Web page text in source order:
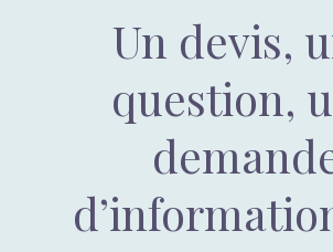
Un devis,
question,